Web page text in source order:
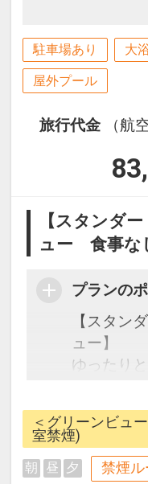
駐車場あり 大
屋外プール
旅行代金
（航
【スタンダ
ュー 食事な
プランの
【スタン
ュー】
ゆったり
※幼児（３
象に幼児
食・昼食
＜グリーンビュ
室禁煙)
朝 昼 夕 禁煙ル